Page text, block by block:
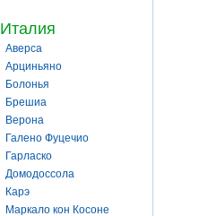
Италия
Аверса
Арциньяно
Болонья
Брешиа
Верона
Галено Фуцечио
Гарласко
Домодоссола
Карэ
Маркало кон Косоне